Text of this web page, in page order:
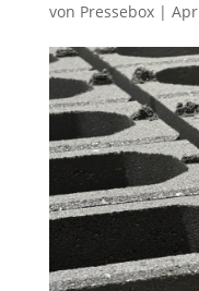
von Pressebox|